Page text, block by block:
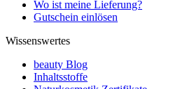
Wo ist meine Lieferung?
Gutschein einlösen
Wissenswertes
beauty Blog
Inhaltsstoffe